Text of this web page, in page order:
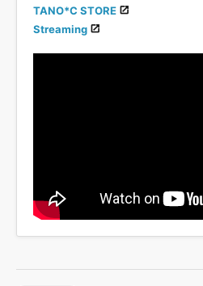
TANO*C STORE
Streaming